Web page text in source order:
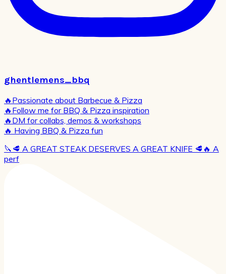
ghentlemens_bbq
🔥Passionate about Barbecue & Pizza
🔥Follow me for BBQ & Pizza inspiration
🔥DM for collabs, demos & workshops
🔥 Having BBQ & Pizza fun
🔪🥩 A GREAT STEAK DESERVES A GREAT KNIFE 🥩🔥 A
perf